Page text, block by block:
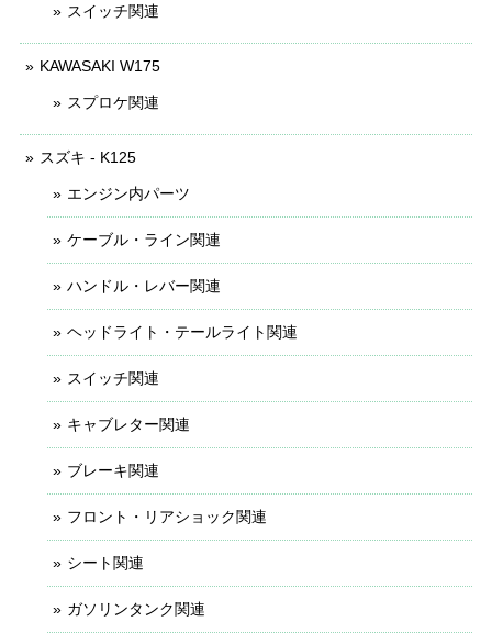
スイッチ関連
KAWASAKI W175
スプロケ関連
スズキ - K125
エンジン内パーツ
ケーブル・ライン関連
ハンドル・レバー関連
ヘッドライト・テールライト関連
スイッチ関連
キャブレター関連
ブレーキ関連
フロント・リアショック関連
シート関連
ガソリンタンク関連